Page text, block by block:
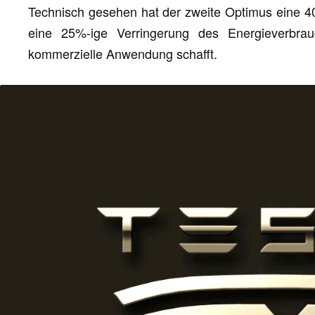
Technisch gesehen hat der zweite Optimus eine
eine 25%-ige Verringerung des
kommerzielle Anwendung schafft.